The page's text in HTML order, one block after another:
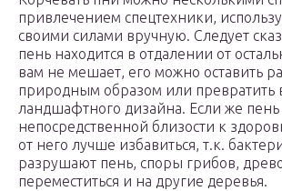
привлечением спецтехники,
своими силами вручную. Следует
пень находится в отдалении от
вам не мешает, его можно оставить
природным образом или превратить
ландшафтного дизайна. Если же пень
непосредственной близости к
от него лучше избавиться, т.к.
разрушают пень, споры грибов,
переместиться и на другие деревья.